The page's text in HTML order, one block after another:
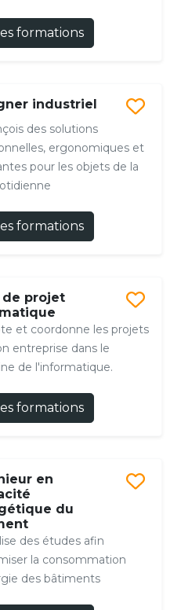
formations
industriel
des solutions
ergonomiques et
pour les objets de la
formations
de projet
et coordonne les projets
entreprise dans le
de l'informatique.
formations
en
du
des études afin
la consommation
des bâtiments